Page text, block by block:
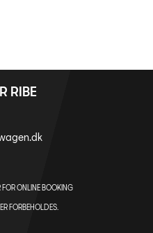
RIBE
FOR ONLINE BOOKING
FORBEHOLDES.